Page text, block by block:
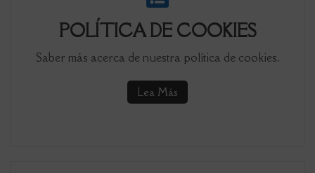
POLÍTICA DE COOKIES
Saber más acerca de nuestra política de cookies.
Lea Más